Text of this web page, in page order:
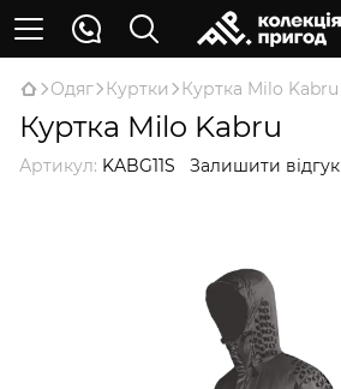
Oдяг Куртки Куртка Milo Kabru
Куртка Milo Kabru
Артикул: KABG11S Залишити відгук